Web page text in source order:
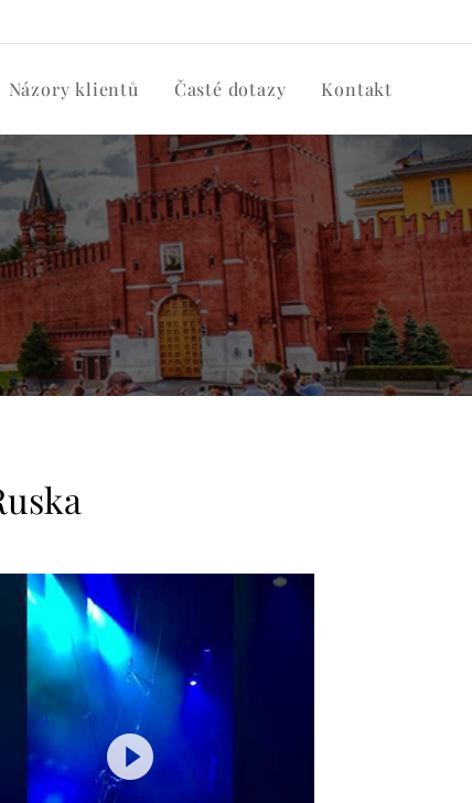
Názory klientů Časté dotazy Kontakt